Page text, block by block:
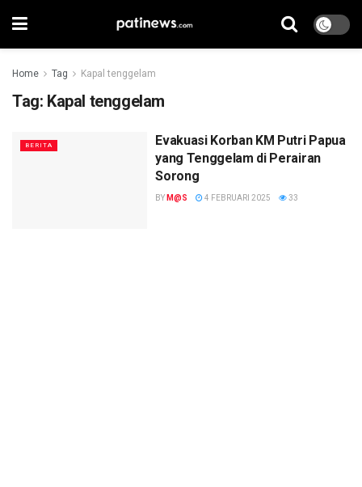
Home Tag Kapal tenggelam
Tag: Kapal tenggelam
BERITA
Evakuasi Korban KM Putri Papua
yang Tenggelam di Perairan
Sorong
BY M@S 4 FEBRUARI 2025 33